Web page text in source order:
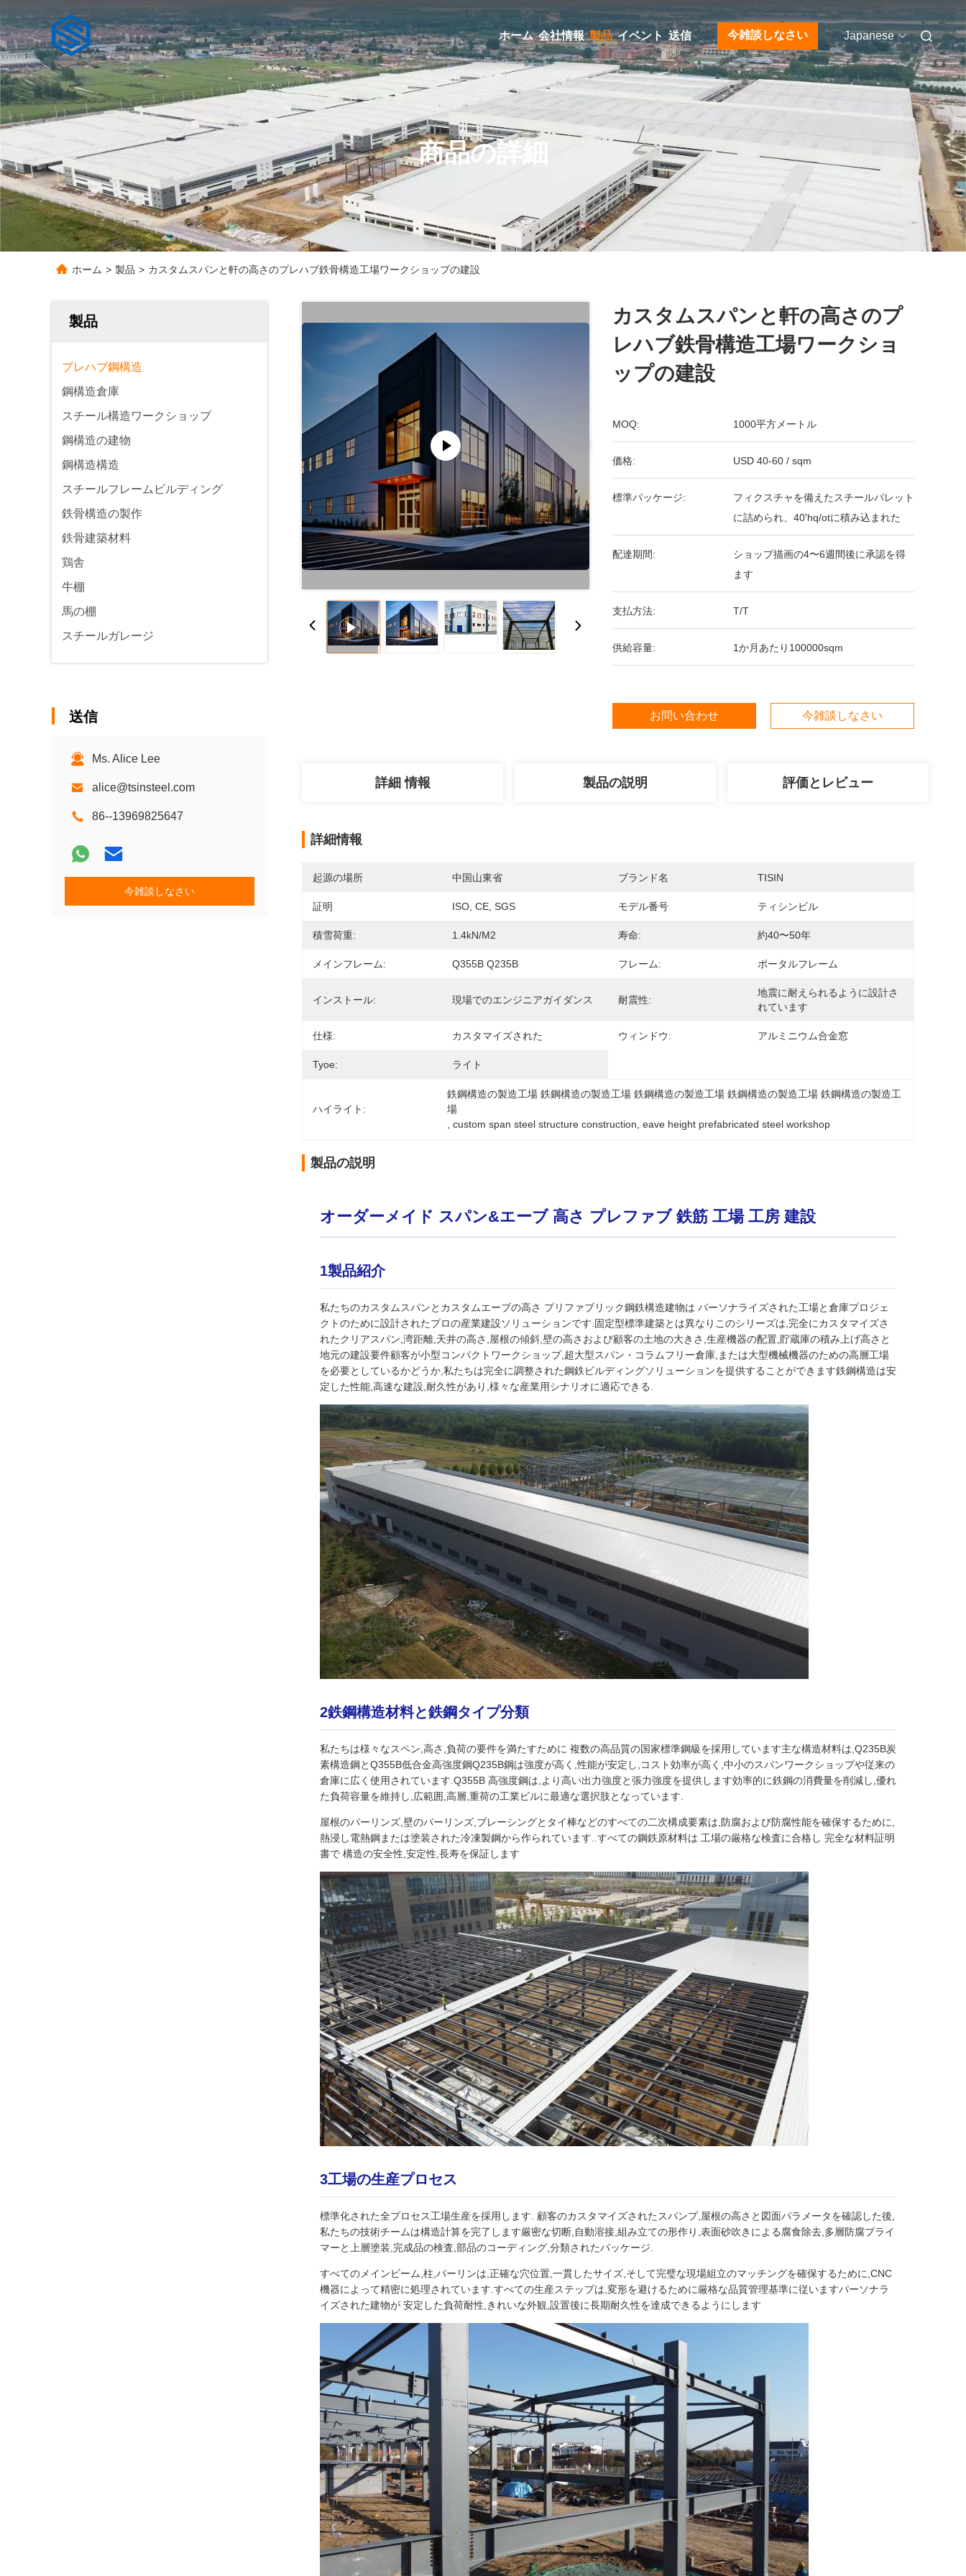
ホーム 会社情報 製品 イベント 送信 今雑談しなさい Japanese
商品の詳細
ホーム > 製品 > カスタムスパンと軒の高さのプレハブ鉄骨構造工場ワークショップの建設
製品
プレハブ鋼構造
鋼構造倉庫
スチール構造ワークショップ
鋼構造の建物
鋼構造構造
スチールフレームビルディング
鉄骨構造の製作
鉄骨建築材料
鶏舎
牛棚
馬の棚
スチールガレージ
送信
Ms. Alice Lee
alice@tsinsteel.com
86--13969825647
今雑談しなさい
カスタムスパンと軒の高さのプ
レハブ鉄骨構造工場ワークショ
ップの建設
MOQ: 1000平方メートル
価格: USD 40-60 / sqm
標準パッケージ:
フィクスチャを備えたスチールパレット
に詰められ、40'hq/otに積み込まれた
配達期間:
ショップ描画の4〜6週間後に承認を得
ます
支払方法: T/T
供給容量: 1か月あたり100000sqm
お問い合わせ 今雑談しなさい
詳細 情報 製品の説明 評価とレビュー
詳細情報
起源の場所 中国山東省 ブランド名 TISIN
証明 ISO, CE, SGS モデル番号 ティシンビル
積雪荷重: 1.4kN/m2 寿命: 約40〜50年
メインフレーム: Q355B Q235B フレーム: ポータルフレーム
インストール: 現場でのエンジニアガイダンス 耐震性:
地震に耐えられるように設計さ
れています
仕様: カスタマイズされた ウィンドウ: アルミニウム合金窓
Tyoe: ライト
ハイライト:
鉄鋼構造の製造工場 鉄鋼構造の製造工場 鉄鋼構造の製造工場 鉄鋼構造の製造工場 鉄鋼構造の製造工
場
, custom span steel structure construction , eave height prefabricated steel workshop
製品の説明
オーダーメイド スパン&エーブ 高さ プレファブ 鉄筋 工場 工房 建設
1製品紹介
私たちのカスタムスパンとカスタムエーブの高さ プリファブリック鋼鉄構造建物は パーソナライズされた工場と倉庫プロジェ
クトのために設計されたプロの産業建設ソリューションです.固定型標準建築とは異なりこのシリーズは,完全にカスタマイズさ
れたクリアスパン,湾距離,天井の高さ,屋根の傾斜,壁の高さおよび顧客の土地の大きさ,生産機器の配置,貯蔵庫の積み上げ高さと
地元の建設要件顧客が小型コンパクトワークショップ,超大型スパン・コラムフリー倉庫,または大型機械機器のための高層工場
を必要としているかどうか,私たちは完全に調整された鋼鉄ビルディングソリューションを提供することができます鉄鋼構造は安
定した性能,高速な建設,耐久性があり,様々な産業用シナリオに適応できる.
2鉄鋼構造材料と鉄鋼タイプ分類
私たちは様々なスペン,高さ,負荷の要件を満たすために 複数の高品質の国家標準鋼級を採用しています主な構造材料は,Q235B炭
素構造鋼とQ355B低合金高強度鋼Q235B鋼は強度が高く,性能が安定し,コスト効率が高く,中小のスパンワークショップや従来の
倉庫に広く使用されています.Q355B 高強度鋼は,より高い出力強度と張力強度を提供します効率的に鉄鋼の消費量を削減し,優れ
た負荷容量を維持し,広範囲,高層,重荷の工業ビルに最適な選択肢となっています.
屋根のパーリンズ,壁のパーリンズ,ブレーシングとタイ棒などのすべての二次構成要素は,防腐および防腐性能を確保するために,
熱浸し電熱鋼または塗装された冷凍製鋼から作られています..すべての鋼鉄原材料は 工場の厳格な検査に合格し 完全な材料証明
書で 構造の安全性,安定性,長寿を保証します
3工場の生産プロセス
標準化された全プロセス工場生産を採用します. 顧客のカスタマイズされたスパンプ,屋根の高さと図面パラメータを確認した後,
私たちの技術チームは構造計算を完了します厳密な切断,自動溶接,組み立ての形作り,表面砂吹きによる腐食除去,多層防腐プライ
マーと上層塗装,完成品の検査,部品のコーディング,分類されたパッケージ.
すべてのメインビーム,柱,パーリンは,正確な穴位置,一貫したサイズ,そして完璧な現場組立のマッチングを確保するために,CNC
機器によって精密に処理されています.すべての生産ステップは,変形を避けるために厳格な品質管理基準に従いますパーソナラ
イズされた建物が 安定した負荷耐性,きれいな外観,設置後に長期耐久性を達成できるようにします